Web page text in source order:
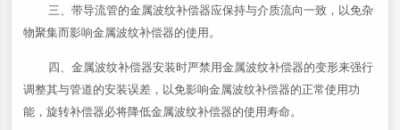
三、带导流管的金属波纹补偿器应保持与介质流向一致，以免杂
物聚集而影响金属波纹补偿器的使用。
四、金属波纹补偿器安装时严禁用金属波纹补偿器的变形来强行
调整其与管道的安装误差，以免影响金属波纹补偿器的正常使用功
能，旋转补偿器必将降低金属波纹补偿器的使用寿命。